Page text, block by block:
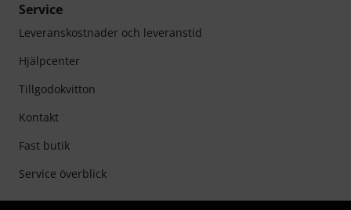
Service
Leveranskostnader och leveranstid
Hjälpcenter
Tillgodokvitton
Kontakt
Fast butik
Service överblick